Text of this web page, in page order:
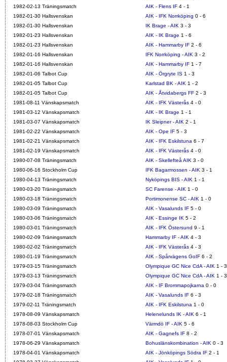
1982-02-13 Träningsmatch
AIK - Flens IF 4 - 1
1982-01-30 Hallsvenskan
AIK - IFK Norrköping 0 - 6
1982-01-30 Hallsvenskan
IK Brage - AIK 3 - 3
1982-01-23 Hallsvenskan
AIK - IK Brage 1 - 6
1982-01-23 Hallsvenskan
AIK - Hammarby IF 2 - 6
1982-01-16 Hallsvenskan
IFK Norrköping - AIK 3 - 2
1982-01-16 Hallsvenskan
AIK - Hammarby IF 1 - 7
1982-01-06 Talbot Cup
AIK - Örgryte IS 1 - 3
1982-01-05 Talbot Cup
Karlstad BK - AIK 1 - 2
1982-01-05 Talbot Cup
AIK - Åtvidabergs FF 2 - 3
1981-08-11 Vänskapsmatch
AIK - IFK Västerås 4 - 0
1981-03-12 Vänskapsmatch
AIK - IK Brage 1 - 1
1981-03-07 Vänskapsmatch
IK Sleipner - AIK 2 - 1
1981-02-22 Vänskapsmatch
AIK - Ope IF 5 - 3
1981-02-21 Vänskapsmatch
AIK - IFK Eskilstuna 6 - 7
1981-02-19 Vänskapsmatch
AIK - IFK Västerås 4 - 0
1980-07-08 Träningsmatch
AIK - Skellefteå AIK 3 - 0
1980-06-16 Stockholm Cup
IFK Bagarmossen - AIK 3 - 1
1980-04-13 Träningsmatch
Nyköpings BIS - AIK 1 - 1
1980-03-20 Träningsmatch
SC Farense - AIK 1 - 0
1980-03-18 Träningsmatch
Portimonense SC - AIK 1 - 0
1980-03-09 Träningsmatch
AIK - Vasalunds IF 5 - 0
1980-03-06 Träningsmatch
AIK - Essinge IK 5 - 2
1980-03-01 Träningsmatch
AIK - IFK Östersund 9 - 1
1980-02-09 Träningsmatch
Hammarby IF - AIK 4 - 3
1980-02-02 Träningsmatch
AIK - IFK Västerås 4 - 3
1980-01-19 Träningsmatch
AIK - Spårvägens GoIF 6 - 2
1979-03-15 Träningsmatch
Olympique GC Nice CdA - AIK 1 - 3
1979-03-13 Träningsmatch
Olympique GC Nice CdA - AIK 1 - 3
1979-03-04 Träningsmatch
AIK - IF Brommapojkarna 0 - 0
1979-02-18 Träningsmatch
AIK - Vasalunds IF 6 - 3
1979-02-11 Träningsmatch
AIK - IFK Eskilstuna 1 - 0
1978-08-09 Vänskapsmatch
Helenelunds IK - AIK 6 - 1
1978-08-03 Stockholm Cup
Värmdö IF - AIK 5 - 6
1978-07-01 Vänskapsmatch
AIK - Gagnefs IF 8 - 2
1978-06-29 Vänskapsmatch
Bohuslänskombination - AIK 0 - 3
1978-04-01 Vänskapsmatch
AIK - Jönköpings Södra IF 2 - 1